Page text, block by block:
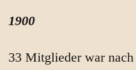
1900
33 Mitglieder war